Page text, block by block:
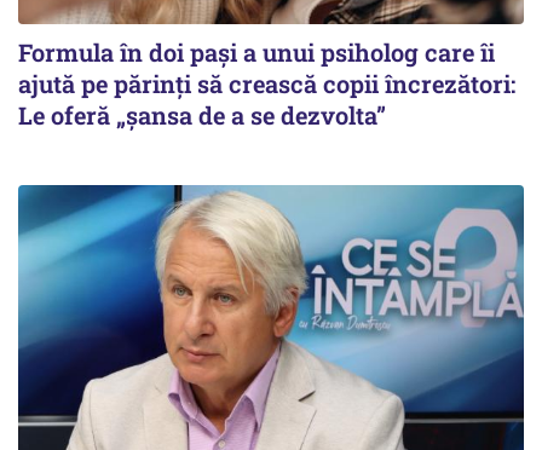
Formula în doi pași a unui psiholog care îi
ajută pe părinți să crească copii încrezători:
Le oferă „șansa de a se dezvolta”